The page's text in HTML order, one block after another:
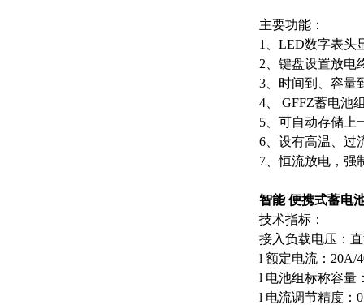
主要功能：
1、LED数字表头
2、键盘设置放电
3、时间到、容量
4、 GFFZ蓄电池
5、可自动存储上
6、设有高温、过
7、恒流放电，强
智能 便携式蓄电
技术指标：
接入负载电压：
l 额定电流：20A/
l 电池组标称容量
l 电流调节精度：